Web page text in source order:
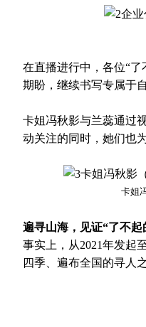
在直播进行中，各位“
期盼，继续书写专属于
卡姐冯秋影与兰蕊通过
动关注的同时，她们也
卡姐
遍寻山海，见证“了不起
事实上，从2021年发起
四季、遍布全国的寻人之